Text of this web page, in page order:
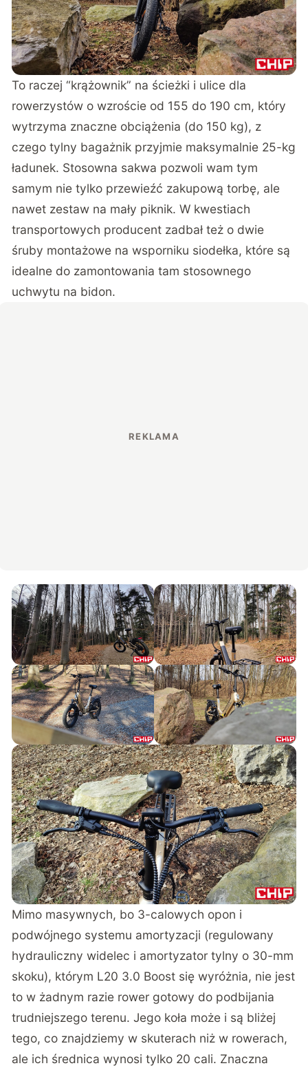
To raczej “krążownik” na ścieżki i ulice dla
rowerzystów o wzroście od 155 do 190 cm, który
wytrzyma znaczne obciążenia (do 150 kg), z
czego tylny bagażnik przyjmie maksymalnie 25-kg
ładunek. Stosowna sakwa pozwoli wam tym
samym nie tylko przewieźć zakupową torbę, ale
nawet zestaw na mały piknik. W kwestiach
transportowych producent zadbał też o dwie
śruby montażowe na wsporniku siodełka, które są
idealne do zamontowania tam stosownego
uchwytu na bidon.
Mimo masywnych, bo 3-calowych opon i
podwójnego systemu amortyzacji (regulowany
hydrauliczny widelec i amortyzator tylny o 30-mm
skoku), którym L20 3.0 Boost się wyróżnia, nie jest
to w żadnym razie rower gotowy do podbijania
trudniejszego terenu. Jego koła może i są bliżej
tego, co znajdziemy w skuterach niż w rowerach,
ale ich średnica wynosi tylko 20 cali. Znaczna